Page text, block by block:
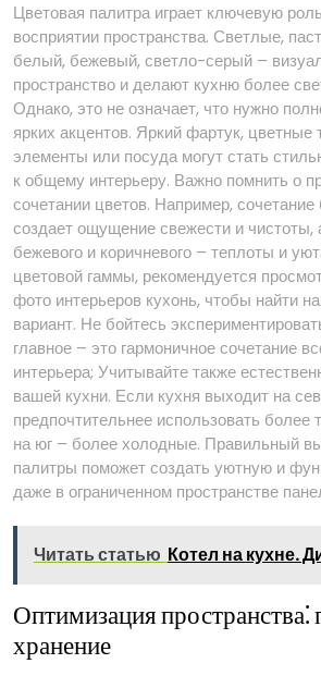
Цветовая палитра играет ключевую
восприятии пространства. Светлые,
белый, бежевый, светло-серый –
пространство и делают кухню более
Однако, это не означает, что нужно
ярких акцентов. Яркий фартук, цветные
элементы или посуда могут стать
к общему интерьеру. Важно помнить о
сочетании цветов. Например, сочетание
создает ощущение свежести и чистоты,
бежевого и коричневого – теплоты и
цветовой гаммы, рекомендуется
фото интерьеров кухонь, чтобы найти
вариант. Не бойтесь
главное – это гармоничное сочетание
интерьера; Учитывайте также
вашей кухни. Если кухня выходит на
предпочтительнее использовать более
на юг – более холодные. Правильный
палитры поможет создать уютную и
даже в ограниченном пространстве
Читать статью Котел на кухне.
Оптимизация пространства⁚
хранение